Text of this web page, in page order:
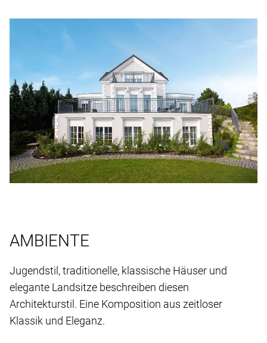
AMBIENTE
Jugendstil, traditionelle, klassische Häuser und
elegante Landsitze beschreiben diesen
Architekturstil. Eine Komposition aus zeitloser
Klassik und Eleganz.